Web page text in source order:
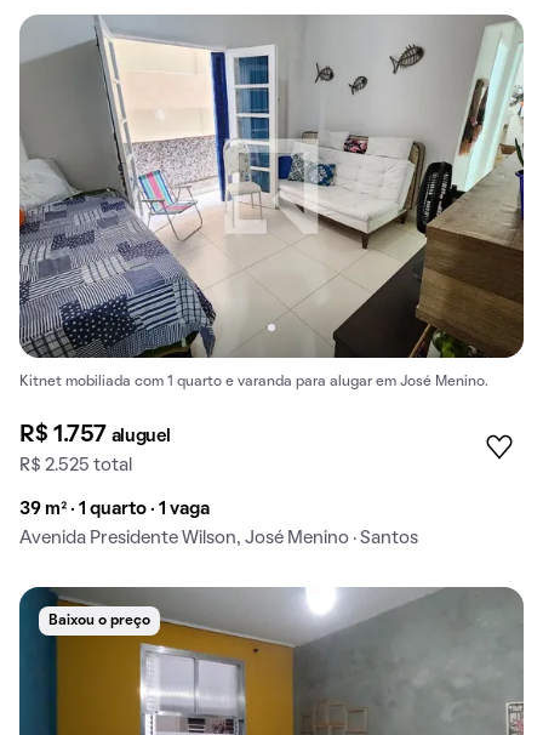
Kitnet mobiliada com 1 quarto e varanda para alugar em José Menino.
R$ 1.757 aluguel
R$ 2.525 total
39 m² · 1 quarto · 1 vaga
Avenida Presidente Wilson, José Menino · Santos
Baixou o preço